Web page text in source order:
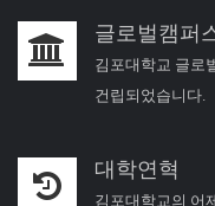
글로벌캠퍼
김포대학교 글로
건립되었습니다.
대학연혁
김포대학교의 어